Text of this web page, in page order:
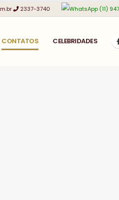
2337-3740 (11)
CONTATOS CELEBRIDADES